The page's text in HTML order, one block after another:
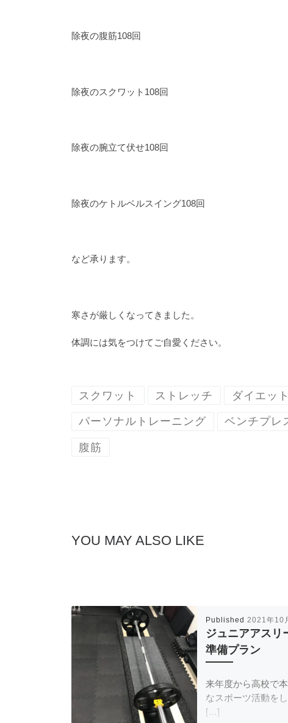
除夜の腹筋108回
除夜のスクワット108回
除夜の腕立て伏せ108回
除夜のケトルベルスイング108回
など承ります。
寒さが厳しくなってきました。
体調には気をつけてご自愛ください。
スクワット ストレッチ ダイエット
パーソナルトレーニング ベンチプレ
腹筋
YOU MAY ALSO LIKE
Published2021年10
ジュニアアスリ
準備プラン
来年度から高校で
なスポーツ活動を
[…]